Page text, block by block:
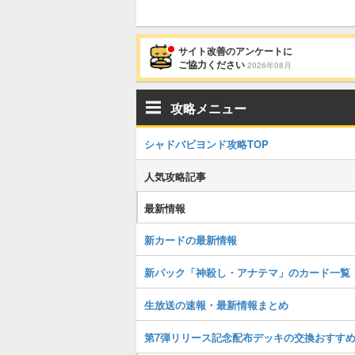
サイト改善のアンケートに
ご協力ください 2026年08月
攻略メニュー
シャドバビヨンド攻略TOP
人気攻略記事
最新情報
新カードの最新情報
新パック「神殺し・アナテマ」のカード一覧
生放送の速報・最新情報まとめ
第7弾リリース記念配布デッキの交換おすすめ